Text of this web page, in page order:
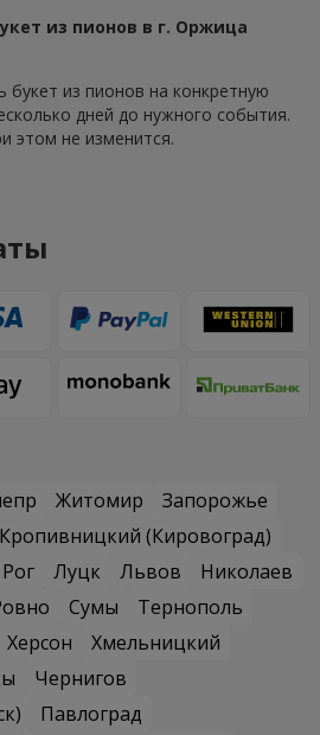
из пионов в г. Оржица
из пионов на конкретную
дней до нужного события.
этом не изменится.
Житомир
Запорожье
Кропивницкий (Кировоград)
Луцк Львов
Николаев
Сумы
Тернополь
Херсон
Хмельницкий
Чернигов
Павлоград